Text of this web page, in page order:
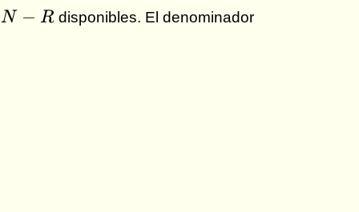
N-
N − Rdisponibles. El denominador